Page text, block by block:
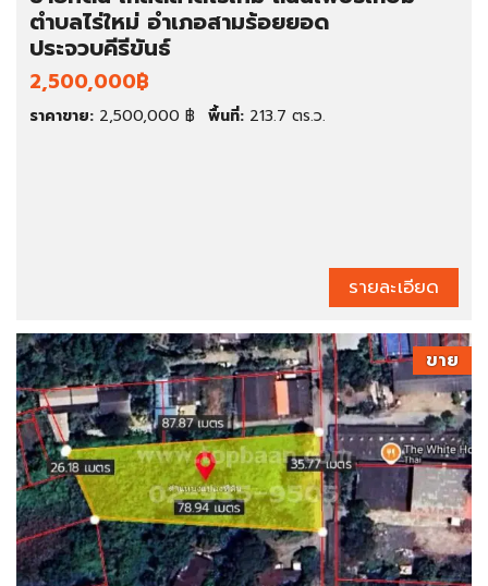
ตำบลไร่ใหม่ อำเภอสามร้อยยอด
ประจวบคีรีขันธ์
2,500,000฿
ราคาขาย: 2,500,000 ฿ พื้นที่: 213.7 ตร.ว.
รายละเอียด
ขาย